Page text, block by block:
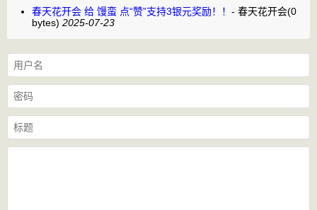
春天花开会 给 馒蛮 点“赞”支持3银元奖励！！ - 春天花开会(0
bytes) 2025-07-23